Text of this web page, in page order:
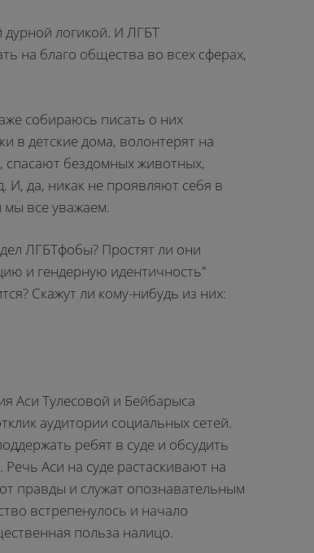
дурной логикой. И ЛГБТ
на благо общества во всех сферах,
собираюсь писать о них
в детские дома, волонтерят на
спасают бездомных животных,
И, да, никак не проявляют себя в
все уважаем.
ЛГБТфобы? Простят ли они
и гендерную идентичность”
Скажут ли кому-нибудь из них:
Аси Тулесовой и Бейбарыса
аудитории социальных сетей.
ребят в суде и обсудить
Аси на суде растаскивают на
правды и служат опознавательным
встрепенулось и начало
польза налицо.